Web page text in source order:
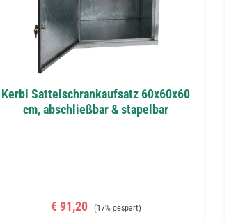
Kerbl Sattelschrankaufsatz 60x60x60
cm, abschließbar & stapelbar
Verkaufspreis:
€ 91,20 Regulärer Preis:
(17% gespart)